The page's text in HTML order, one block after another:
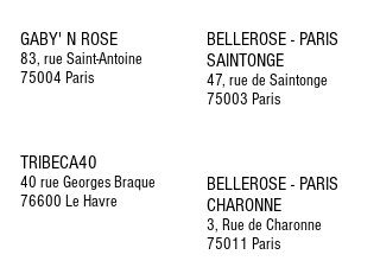
GABY' N ROSE
83, rue Saint-Antoine
75004 Paris
TRIBECA40
40 rue Georges Braque
76600 Le Havre
BELLEROSE - PARIS
SAINTONGE
47, rue de Saintonge
75003 Paris
BELLEROSE - PARIS
CHARONNE
3, Rue de Charonne
75011 Paris